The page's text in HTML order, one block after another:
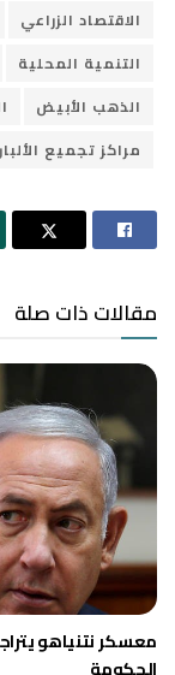
الاقتصاد الزراعي
التنمية المحلية
الذهب الأبيض
مراكز تجميع
مقالات ذات صلة